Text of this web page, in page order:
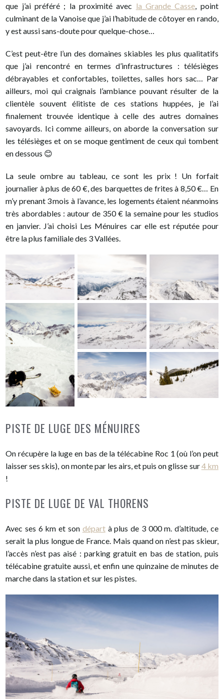
que j’ai préféré ; la proximité avec la Grande Casse , point
culminant de la Vanoise que j’ai l’habitude de côtoyer en rando,
y est aussi sans-doute pour quelque-chose…
C’est peut-être l’un des domaines skiables les plus qualitatifs
que j’ai rencontré en termes d’infrastructures : télésièges
débrayables et confortables, toilettes, salles hors sac… Par
ailleurs, moi qui craignais l’ambiance pouvant résulter de la
clientèle souvent élitiste de ces stations huppées, je l’ai
finalement trouvée identique à celle des autres domaines
savoyards. Ici comme ailleurs, on aborde la conversation sur
les télésièges et on se moque gentiment de ceux qui tombent
en dessous 😊
La seule ombre au tableau, ce sont les prix ! Un forfait
journalier à plus de 60 €, des barquettes de frites à 8,50 €… En
m’y prenant 3 mois à l’avance, les logements étaient néanmoins
très abordables : autour de 350 € la semaine pour les studios
en janvier. J’ai choisi Les Ménuires car elle est réputée pour
être la plus familiale des 3 Vallées.
PISTE DE LUGE DES MÉNUIRES
On récupère la luge en bas de la télécabine Roc 1 (où l’on peut
laisser ses skis), on monte par les airs, et puis on glisse sur4 km
!
PISTE DE LUGE DE VAL THORENS
Avec ses 6 km et son départà plus de 3 000 m. d’altitude, ce
serait la plus longue de France. Mais quand on n’est pas skieur,
l’accès n’est pas aisé : parking gratuit en bas de station, puis
télécabine gratuite aussi, et enfin une quinzaine de minutes de
marche dans la station et sur les pistes.